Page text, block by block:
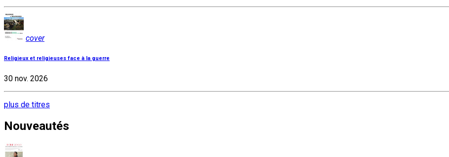
cover
Religieux et religieuses face à la guerre
30 nov. 2026
plus de titres
Nouveautés